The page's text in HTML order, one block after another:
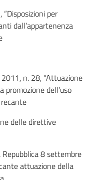
per
dall’appartenenza
n. 28, “Attuazione
dell’uso
delle direttive
8 settembre
attuazione della